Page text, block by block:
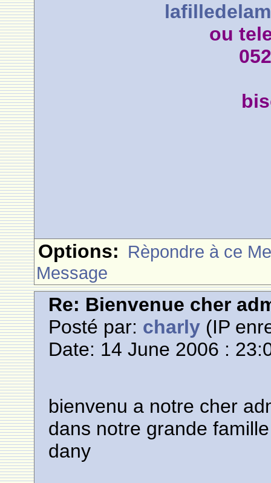
ou
Options: Rèpondre à ce
Message
Re: Bienvenue cher
Posté par: charly (IP
Date: 14 June 2006 :
bienvenu a notre cher
dans notre grande
dany